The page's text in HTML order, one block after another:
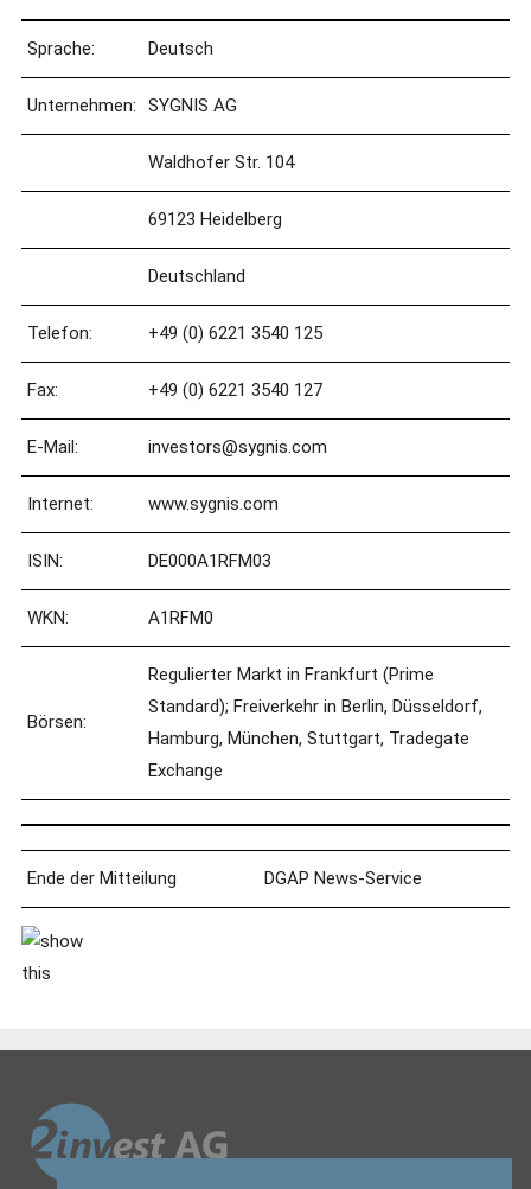
Sprache: Deutsch
Unternehmen: SYGNIS AG
Waldhofer Str. 104
69123 Heidelberg
Deutschland
Telefon: +49 (0) 6221 3540 125
Fax: +49 (0) 6221 3540 127
E-Mail: investors@sygnis.com
Internet: www.sygnis.com
ISIN: DE000A1RFM03
WKN: A1RFM0
Börsen:
Regulierter Markt in Frankfurt (Prime
Standard); Freiverkehr in Berlin, Düsseldorf,
Hamburg, München, Stuttgart, Tradegate
Exchange
Ende der Mitteilung DGAP News-Service